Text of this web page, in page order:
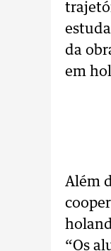
da
em
Além
“Os